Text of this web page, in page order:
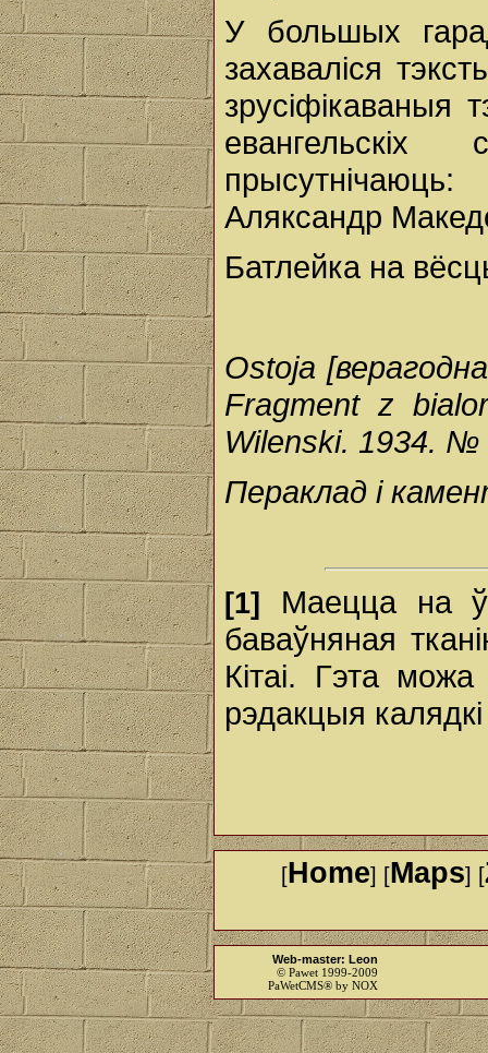
У большых
захаваліся
зрусіфікаваныя
Аляксандр
Батлейка на
Ostoja
Fragment z
Wilenski. 1934. №
Пераклад і
[1]
Маецца на
баваўняная
Кітаі. Гэта
рэдакцыя
[Home] [Maps] [
Web-master: Leon
© Pawet 1999-2009
PaWetCMS® by NOX